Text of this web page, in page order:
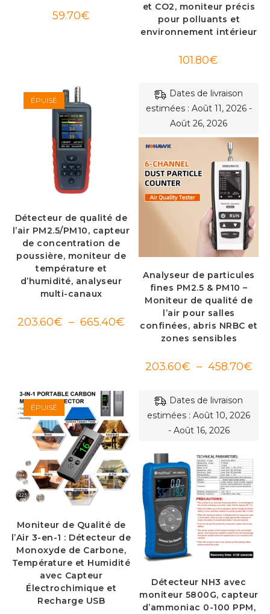
59.70€
et CO2, moniteur précis
pour polluants et
environnement intérieur
101.80€
ÉPUISÉ
Détecteur de qualité de
l’air PM2.5/PM10, capteur
de concentration de
poussière, moniteur de
température et
d’humidité, analyseur
multi-canaux
203.60€ – 665.40€
665.40€
Dates de livraison
estimées : Août 11, 2026 -
Août 26, 2026
Analyseur de particules
fines PM2.5 & PM10 –
Moniteur de qualité de
l’air pour salles
confinées, abris NRBC et
zones sensibles
203.60€ – 458.70€
ÉPUISÉ
Moniteur de Qualité de
l’Air 3-en-1 : Détecteur de
Monoxyde de Carbone,
Température et Humidité
avec Capteur
Électrochimique et
Recharge USB
Dates de livraison
estimées : Août 10, 2026
- Août 16, 2026
Détecteur NH3 avec
moniteur 5800G, capteur
d’ammoniac 0-100 PPM,